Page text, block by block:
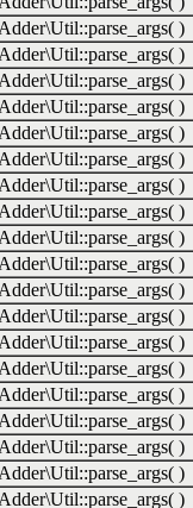
)
)
)
)
)
)
)
)
)
)
)
)
)
)
)
)
)
)
)